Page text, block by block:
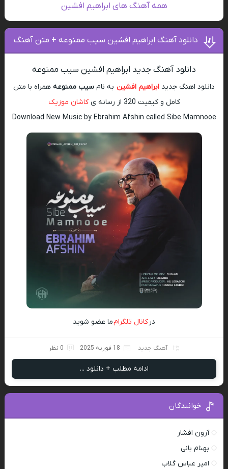
همه آهنگ های ابراهیم افشین
دانلود آهنگ ابراهیم افشین سیب ممنوعه + متن آهنگ
دانلود آهنگ جدید ابراهیم افشین سیب ممنوعه
دانلود اهنگ جدید ابراهیم افشین به نام سیب ممنوعه همراه با متن
کامل و کیفیت 320 از رسانه ی
کاشان موزیک
Download New Music by Ebrahim Afshin called Sibe Mamnooe
درکانال تلگرامما عضو شوید
آهنگ جدید 18 فوریه 2025 0 نظر
ادامه مطلب + دانلود ...
خوانندگان
آرون افشار
بهنام بانی
امیر عباس گلاب